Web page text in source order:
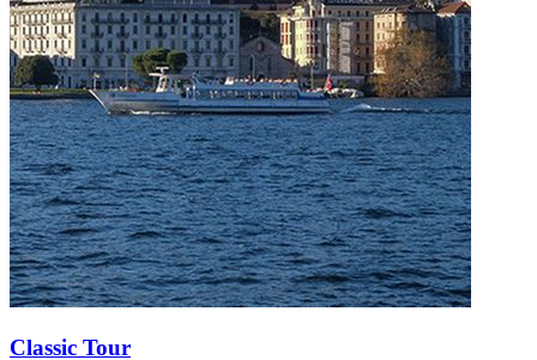
Classic Tour